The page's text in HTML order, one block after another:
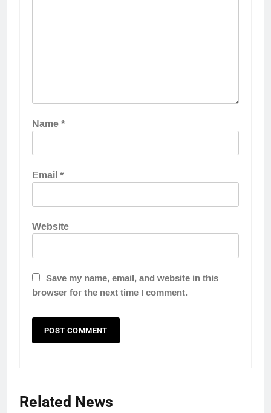
Name*
Email*
Website
Save my name, email, and website in this
browser for the next time I comment.
Related News